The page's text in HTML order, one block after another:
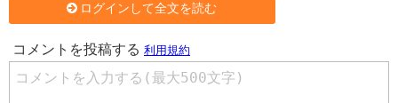
ログインして全文を読む